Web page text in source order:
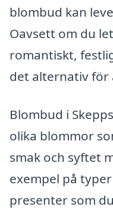
blombud kan
Oavsett om du
romantiskt,
det alternativ för
Blombud i
olika blommor
smak och syftet
exempel på
presenter som